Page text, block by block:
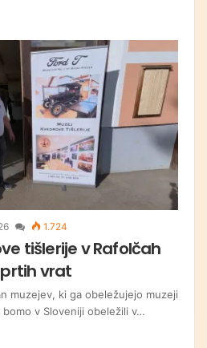
1.724
tišlerije v Rafolčah
vrat
muzejev, ki ga obeležujejo muzeji
v Sloveniji obeležili v…